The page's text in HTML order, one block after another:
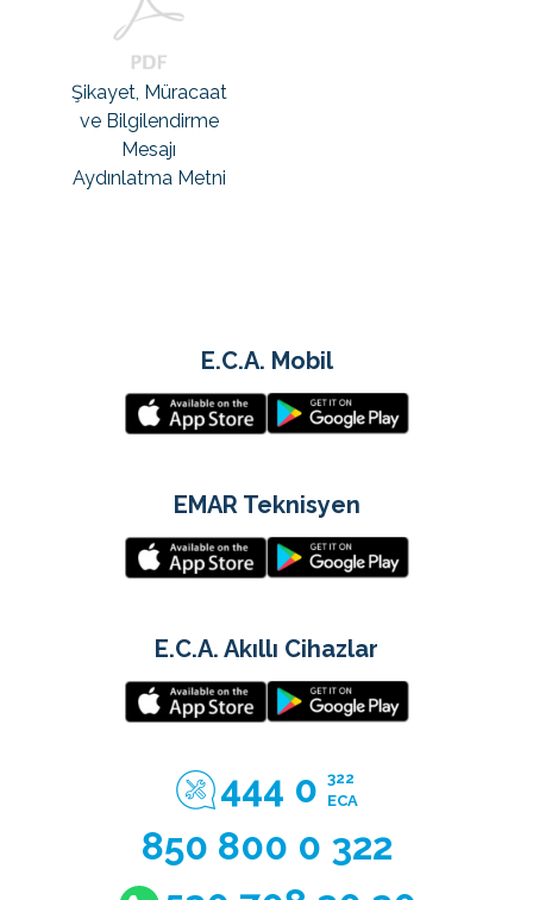
Şikayet, Müracaat
ve Bilgilendirme
Mesajı
Aydınlatma Metni
E.C.A. Mobil
EMAR Teknisyen
E.C.A. Akıllı Cihazlar
444 0 322
ECA
850 800 0 322